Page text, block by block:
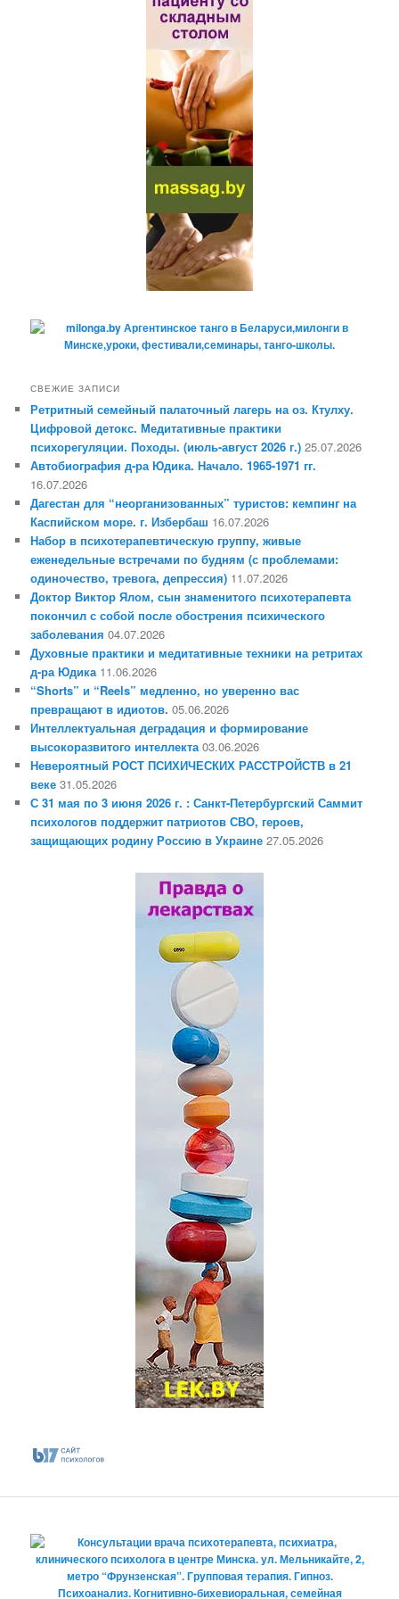
СВЕЖИЕ ЗАПИСИ
Ретритный семейный палаточный лагерь на оз. Ктулху.
Цифровой детокс. Медитативные практики
психорегуляции. Походы. (июль-август 2026 г.) 25.07.2026
Автобиография д-ра Юдика. Начало. 1965-1971 гг.
16.07.2026
Дагестан для “неорганизованных” туристов: кемпинг на
Каспийском море. г. Избербаш 16.07.2026
Набор в психотерапевтическую группу, живые
еженедельные встречами по будням (с проблемами:
одиночество, тревога, депрессия) 11.07.2026
Доктор Виктор Ялом, сын знаменитого психотерапевта
покончил с собой после обострения психического
заболевания 04.07.2026
Духовные практики и медитативные техники на ретритах
д-ра Юдика 11.06.2026
“Shorts” и “Reels” медленно, но уверенно вас
превращают в идиотов. 05.06.2026
Интеллектуальная деградация и формирование
высокоразвитого интеллекта 03.06.2026
Невероятный РОСТ ПСИХИЧЕСКИХ РАССТРОЙСТВ в 21
веке 31.05.2026
С 31 мая по 3 июня 2026 г. : Санкт-Петербургский Саммит
психологов поддержит патриотов СВО, героев,
защищающих родину Россию в Украине 27.05.2026